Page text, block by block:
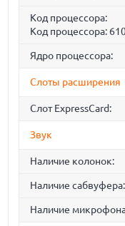
Код процессора:
Код процессора:
Ядро процессора:
Слоты расширения
Слот ExpressCard:
Звук
Наличие колонок:
Наличие сабвуфера:
Наличие